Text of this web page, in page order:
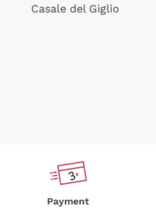
Casale del Giglio
Payment